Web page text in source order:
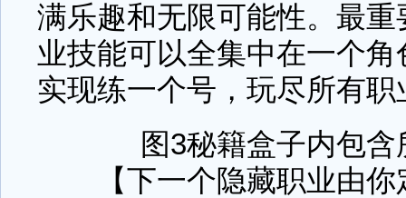
满乐趣和无限可能性。最
业技能可以全集中在一个
实现练一个号，玩尽所有职
图3秘籍盒子内包
【下一个隐藏职业由你